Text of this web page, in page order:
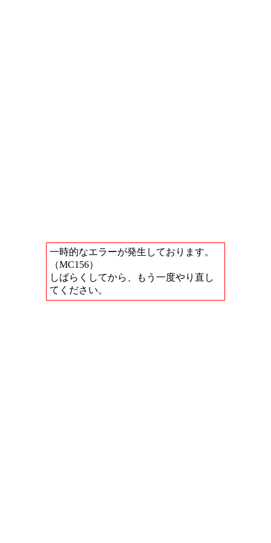
一時的なエラーが発生しております。
（MC156）
しばらくしてから、もう一度やり直し
てください。